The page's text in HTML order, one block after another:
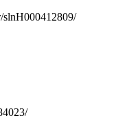
slnH000412809/